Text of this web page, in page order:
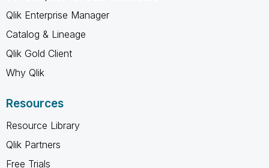
Qlik Enterprise Manager
Catalog & Lineage
Qlik Gold Client
Why Qlik
Resources
Resource Library
Qlik Partners
Free Trials